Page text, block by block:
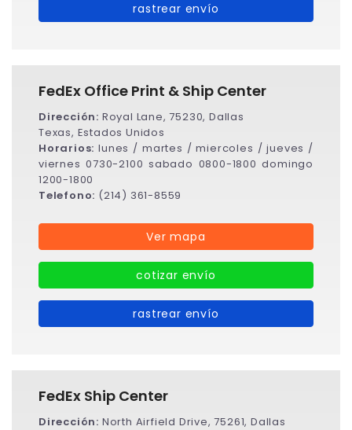
rastrear envío
FedEx Office Print & Ship Center
Dirección: Royal Lane, 75230, Dallas
Texas, Estados Unidos
Horarios:lunes / martes / miercoles / jueves /
viernes 0730-2100 sabado 0800-1800 domingo
1200-1800
Telefono: (214) 361-8559
Ver mapa
cotizar envío
rastrear envío
FedEx Ship Center
Dirección: North Airfield Drive, 75261, Dallas